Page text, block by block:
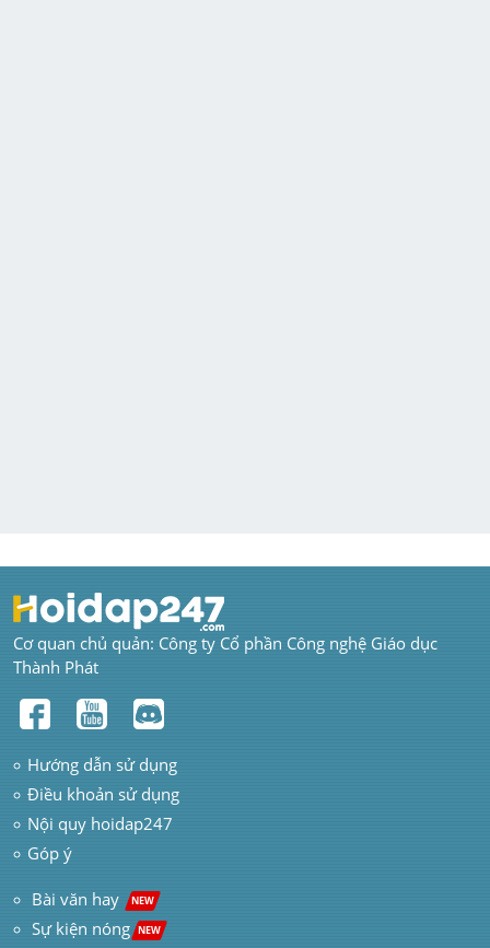
Cơ quan chủ quản: Công ty Cổ phần Công nghệ Giáo dục
Thành Phát
Hướng dẫn sử dụng
Điều khoản sử dụng
Nội quy hoidap247
Góp ý
Bài văn hay NEW
Sự kiện nóng NEW